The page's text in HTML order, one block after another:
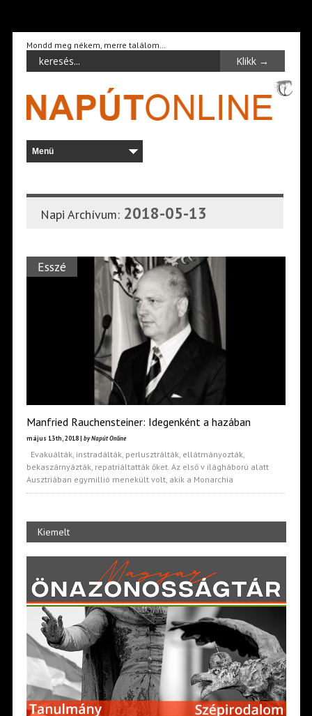
Mondd meg nékem, merre találom…
Napi Archívum: 2018-05-13
Esszé
Manfried Rauchensteiner: Idegenként a hazában
május 13th, 2018 | by Napút Online
Evakuálták, instradálták, perlusztrálták, ellátmányozták,
bekaszárnyázták, repatriáltatták őket. Az első v ilágháború alatt
Ausztriában egymillió menekült volt, akik a Monarchia
Kiemelt